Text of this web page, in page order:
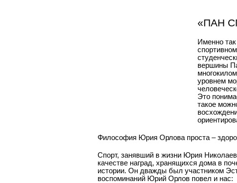
«ПАН
Именно
вершины
уровнем
Это
такое
Философия Юрия Орлова проста –
Спорт, занявший в жизни Юрия
качестве наград, хранящихся дома в
истории. Он дважды был участником
воспоминаний Юрий Орлов повел и нас: